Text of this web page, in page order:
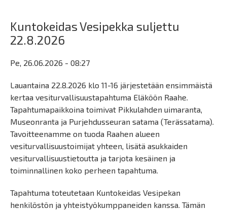
Kuntokeidas Vesipekka suljettu
22.8.2026
Pe, 26.06.2026 - 08:27
Lauantaina 22.8.2026 klo 11-16 järjestetään ensimmäistä
kertaa vesiturvallisuustapahtuma Eläköön Raahe.
Tapahtumapaikkoina toimivat Pikkulahden uimaranta,
Museonranta ja Purjehdusseuran satama (Terässatama).
Tavoitteenamme on tuoda Raahen alueen
vesiturvallisuustoimijat yhteen, lisätä asukkaiden
vesiturvallisuustietoutta ja tarjota kesäinen ja
toiminnallinen koko perheen tapahtuma.
Tapahtuma toteutetaan Kuntokeidas Vesipekan
henkilöstön ja yhteistyökumppaneiden kanssa. Tämän